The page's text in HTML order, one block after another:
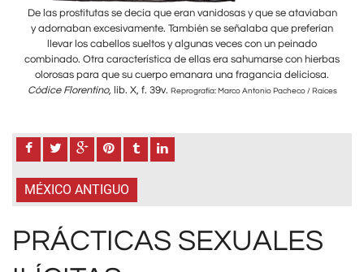
De las prostitutas se decía que eran vanidosas y que se ataviaban
y adornaban excesivamente. También se señalaba que preferían
llevar los cabellos sueltos y algunas veces con un peinado
combinado. Otra característica de ellas era sahumarse con hierbas
olorosas para que su cuerpo emanara una fragancia deliciosa.
Códice Florentino,lib. X, f. 39v. Reprografía: Marco Antonio Pacheco / Raíces
MÉXICO ANTIGUO
PRÁCTICAS SEXUALES